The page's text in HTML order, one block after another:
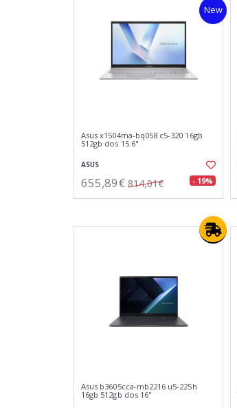
New
Asus x1504ma-bq058 c5-320 16gb
512gb dos 15.6"
ASUS
655,89€ 814,01€ - 19%
Asus b3605cca-mb2216 u5-225h
16gb 512gb dos 16"